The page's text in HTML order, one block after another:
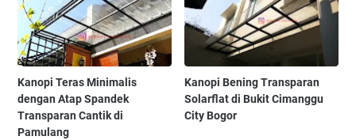
Kanopi Teras Minimalis
dengan Atap Spandek
Transparan Cantik di
Pamulang
Kanopi Bening Transparan
Solarflat di Bukit Cimanggu
City Bogor